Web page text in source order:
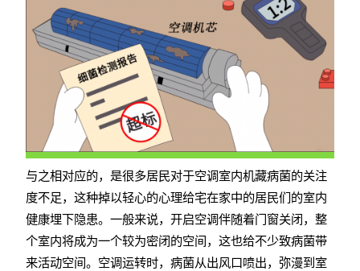
与之相对应的，是很多居民对于空调室内机藏病菌的关注
度不足，这种掉以轻心的心理给宅在家中的居民们的室内
健康埋下隐患。一般来说，开启空调伴随着门窗关闭，整
个室内将成为一个较为密闭的空间，这也给不少致病菌带
来活动空间。空调运转时，病菌从出风口喷出，弥漫到室